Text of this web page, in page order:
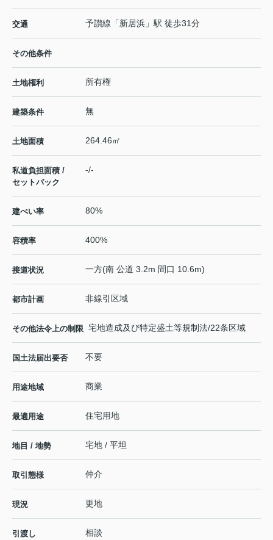
交通 予讃線 「新居浜 」駅 徒歩31分
その他条件
土地権利 所有権
建築条件 無
土地面積 264.46㎡
私道負担面積 /
セットバック
-/-
建ぺい率 80%
容積率 400%
接道状況 一方(南 公道 3.2m 間口 10.6m)
都市計画 非線引区域
その他法令上の制限 宅地造成及び特定盛土等規制法/22条区域
国土法届出要否 不要
用途地域 商業
最適用途 住宅用地
地目 / 地勢 宅地 / 平坦
取引態様 仲介
現況 更地
引渡し 相談